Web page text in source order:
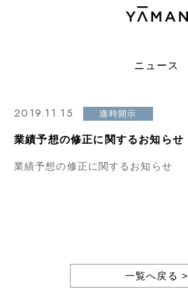
ニュース
2019.11.15 適時開示
業績予想の修正に関するお知らせ
業績予想の修正に関するお知らせ
一覧へ戻る >